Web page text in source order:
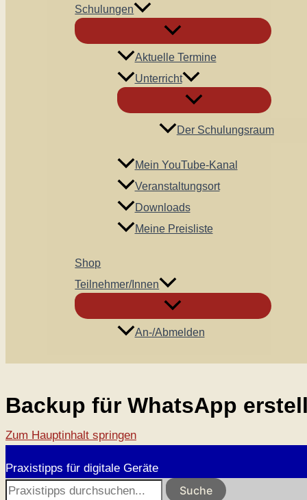
Schulungen
Aktuelle Termine
Unterricht
Der Schulungsraum
Mein YouTube-Kanal
Veranstaltungsort
Downloads
Meine Preisliste
Shop
Teilnehmer/innen
An-/Abmelden
Backup für WhatsApp
Zum Hauptinhalt springen
Praxistipps für digitale Geräte
Suche